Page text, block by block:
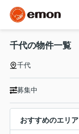
千代の物件一覧
千代
募集中
おすすめのエリア